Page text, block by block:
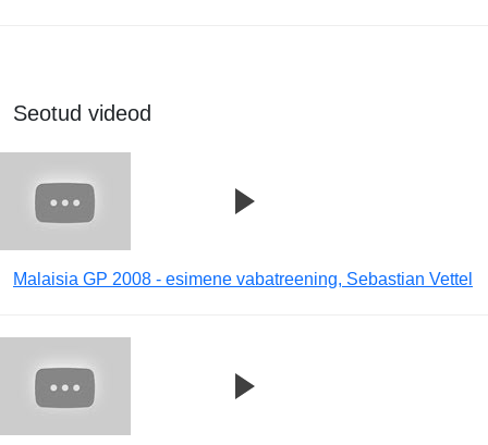
Seotud videod
Malaisia GP 2008 - esimene vabatreening, Sebastian Vettel